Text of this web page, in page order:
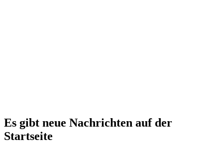
Es gibt neue Nachrichten auf der
Startseite